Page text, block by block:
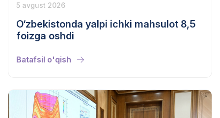
5 avgust 2026
O‘zbekistonda yalpi ichki mahsulot 8,5
foizga oshdi
Batafsil o'qish